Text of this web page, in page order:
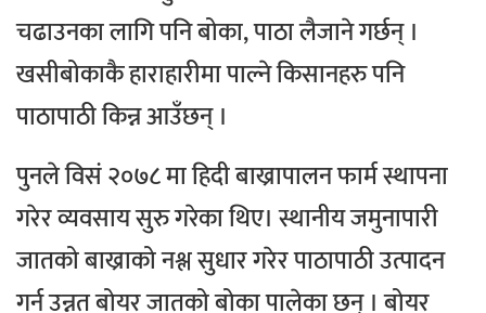
चढाउनका लागि पनि बोका, पाठा लैजाने गर्छन् ।
खसीबोकाकै हाराहारीमा पाल्ने किसानहरु पनि
पाठापाठी किन्न आउँछन् ।
पुनले विसं २०७८ मा हिदी बाख्रापालन फार्म स्थापना
गरेर व्यवसाय सुरु गरेका थिए। स्थानीय जमुनापारी
जातको बाख्राको नश्ल सुधार गरेर पाठापाठी उत्पादन
गर्न उन्नत बोयर जातको बोका पालेका छन् । बोयर